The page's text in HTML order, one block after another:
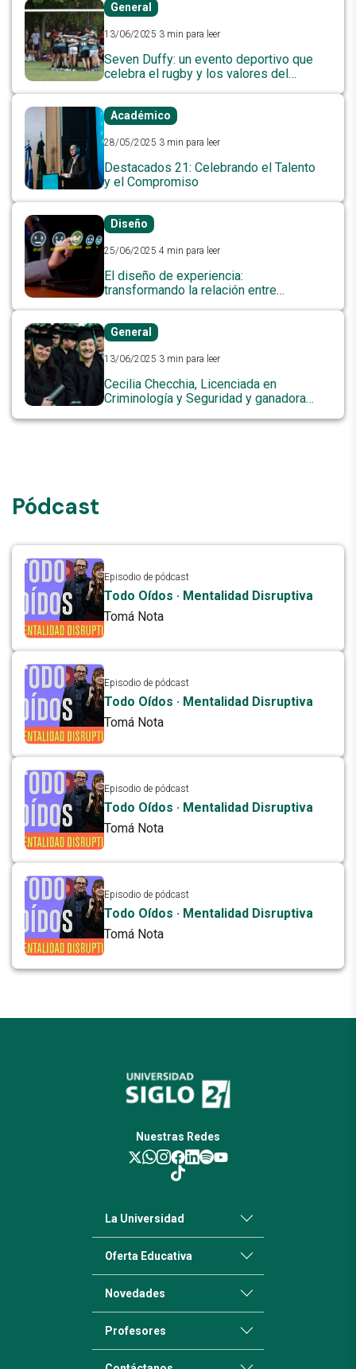
General
13/06/2025 3 min para leer
Seven Duffy: un evento deportivo que
celebra el rugby y los valores del
Académico
28/05/2025 3 min para leer
Destacados 21: Celebrando el Talento
y el Compromiso
Diseño
25/06/2025 4 min para leer
El diseño de experiencia:
transformando la relación entre
General
13/06/2025 3 min para leer
Cecilia Checchia, Licenciada en
Criminología y Seguridad y ganadora
Pódcast
Episodio de pódcast
Todo Oídos · Mentalidad Disruptiva
Tomá Nota
Episodio de pódcast
Todo Oídos · Mentalidad Disruptiva
Tomá Nota
Episodio de pódcast
Todo Oídos · Mentalidad Disruptiva
Tomá Nota
Episodio de pódcast
Todo Oídos · Mentalidad Disruptiva
Tomá Nota
Nuestras Redes
La Universidad
Oferta Educativa
Novedades
Profesores